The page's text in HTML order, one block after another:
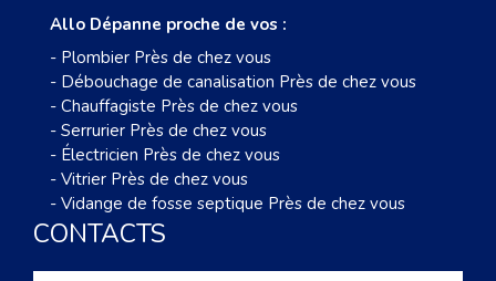
Allo Dépanne proche de vos :
- Plombier Près de chez vous
- Débouchage de canalisation Près de chez vous
- Chauffagiste Près de chez vous
- Serrurier Près de chez vous
- Électricien Près de chez vous
- Vitrier Près de chez vous
- Vidange de fosse septique Près de chez vous
CONTACTS